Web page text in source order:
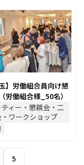
玉】労働組合員向け懇
労働組合様_50名）
ィー・懇親会・二
ワークショップ
5